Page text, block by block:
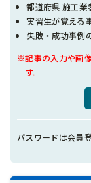
都道府県 施工業
実習生が覚える
失敗・成功事例
※記事の入力や画
す。
パスワードは会員